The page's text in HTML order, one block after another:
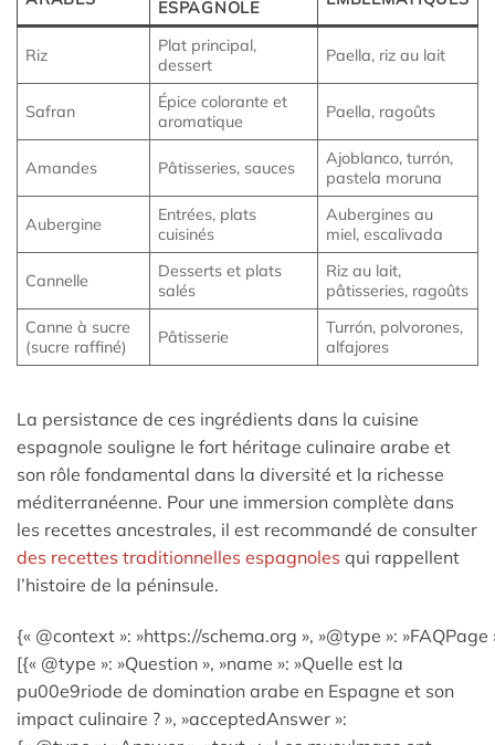
ESPAGNOLE
Riz
Plat principal,
dessert
Paella, riz au lait
Safran
Épice colorante et
aromatique
Paella, ragoûts
Amandes Pâtisseries, sauces
Ajoblanco, turrón,
pastela moruna
Aubergine
Entrées, plats
cuisinés
Aubergines au
miel, escalivada
Cannelle
Desserts et plats
salés
Riz au lait,
pâtisseries, ragoûts
Canne à sucre
(sucre raffiné)
Pâtisserie
Turrón, polvorones,
alfajores
La persistance de ces ingrédients dans la cuisine
espagnole souligne le fort héritage culinaire arabe et
son rôle fondamental dans la diversité et la richesse
méditerranéenne. Pour une immersion complète dans
les recettes ancestrales, il est recommandé de consulter
des recettes traditionnelles espagnoles qui rappellent
l’histoire de la péninsule.
{« @context »: »https://schema.org », »@type »: »FAQPage
[{« @type »: »Question », »name »: »Quelle est la
pu00e9riode de domination arabe en Espagne et son
impact culinaire ? », »acceptedAnswer »: